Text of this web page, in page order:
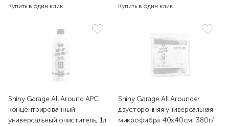
Купить в один клик Купить в один клик
Shiny Garage All Around APC
концентрированный
универсальный очиститель, 1л
Shiny Garage All Arounder
двусторонняя универсальная
микрофибра 40х40см, 380г/